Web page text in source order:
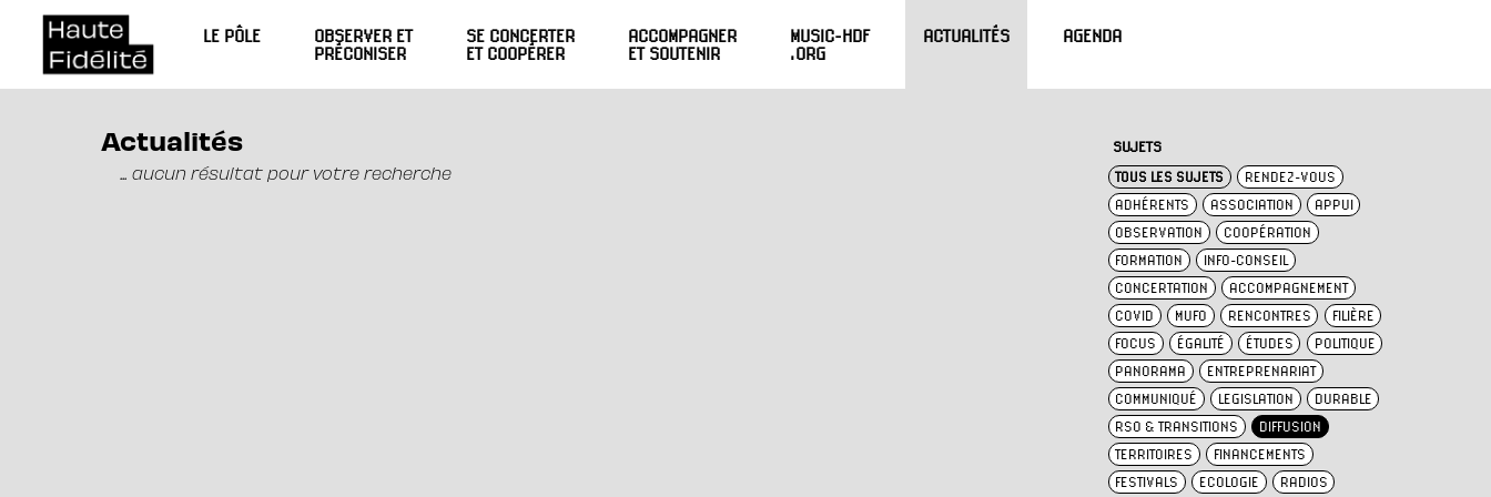
LE PÔLE
OBSERVER ET
PRÉCONISER
SE CONCERTER
ET COOPÉRER
ACCOMPAGNER
ET SOUTENIR
MUSIC-HDF
.ORG
ACTUALITÉS AGENDA
Actualités
... aucun résultat pour votre recherche
SUJETS
TOUS LES SUJETS
RENDEZ-VOUS
ADHÉRENTS
ASSOCIATION
APPUI
OBSERVATION
COOPÉRATION
FORMATION
INFO-CONSEIL
CONCERTATION
ACCOMPAGNEMENT
COVID
MUFO RENCONTRES
FILIÈRE
FOCUS
ÉGALITÉ ÉTUDES
POLITIQUE
PANORAMA
ENTREPRENARIAT
COMMUNIQUÉ
LEGISLATION
DURABLE
RSO & TRANSITIONS
DIFFUSION
TERRITOIRES
FINANCEMENTS
FESTIVALS
ECOLOGIE
RADIOS